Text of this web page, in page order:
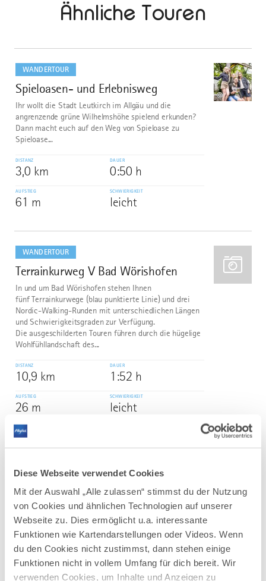
Diese Webseite verwendet Cookies
Mit der Auswahl „Alle zulassen“ stimmst du der Nutzung
von Cookies und ähnlichen Technologien auf unserer
Webseite zu. Dies ermöglicht u.a. interessante
Funktionen wie Kartendarstellungen oder Videos. Wenn
du den Cookies nicht zustimmst, dann stehen einige
Funktionen nicht in vollem Umfang für dich bereit. Wir
verwenden Cookies, um Inhalte und Anzeigen zu
Ähnliche Touren
WANDERTOUR
1
Spieloasen- und Erlebnisweg
©
Ihr wollt die Stadt Leutkirch im Allgäu und die
angrenzende grüne Wilhelmshöhe spielend erkunden?
Dann macht euch auf den Weg von Spieloase zu
Spieloase...
DISTANZ
3,0 km
DAUER
0:50 h
AUFSTIEG
61 m
SCHWIERIGKEIT
leicht
dazu
WANDERTOUR
2
Terrainkurweg V Bad Wörishofen
In und um Bad Wörishofen stehen Ihnen
fünf Terrainkurwege (blau punktierte Linie) und drei
Nordic-Walking-Runden mit unterschiedlichen Längen
und Schwierigkeitsgraden zur Verfügung.
Die ausgeschilderten Touren führen durch die hügelige
Wohlfühllandschaft des...
DISTANZ
10,9 km
DAUER
1:52 h
AUFSTIEG
26 m
SCHWIERIGKEIT
leicht
dazu
3
Rundwanderung Kleiner und Großer
Herrenberg Obermaiselstein
Der Charakter: Eine Rundtour über Obermaiselstein mit
schönen Ausblicken.
DISTANZ
4,3 km
DAUER
1:30 h
mehr
dazu